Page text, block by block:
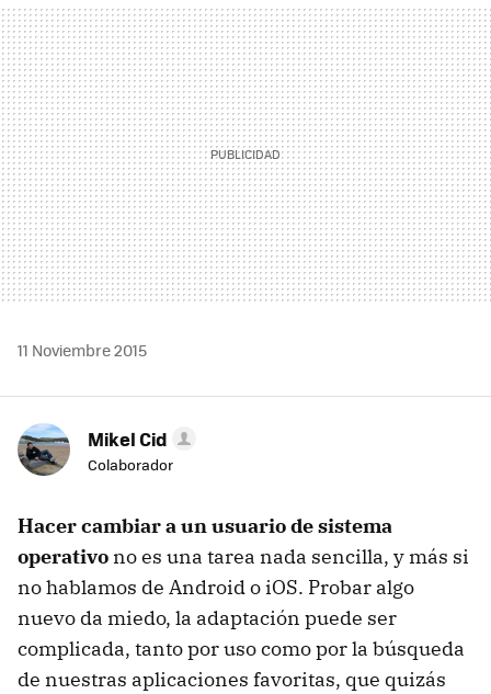
MAIL
11 Noviembre 2015
Mikel Cid
Colaborador
Hacer cambiar a un usuario de sistema
operativo no es una tarea nada sencilla, y más si
no hablamos de Android o iOS. Probar algo
nuevo da miedo, la adaptación puede ser
complicada, tanto por uso como por la búsqueda
de nuestras aplicaciones favoritas, que quizás